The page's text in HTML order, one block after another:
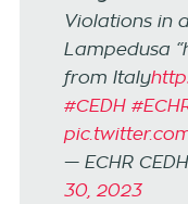
Violations in
Lampedusa
from Italy
#CEDH
— ECHR
30, 2023